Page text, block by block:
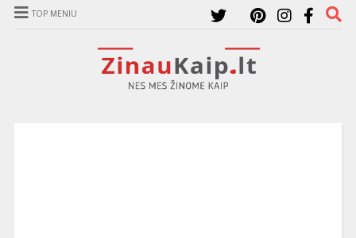
TOP MENIU